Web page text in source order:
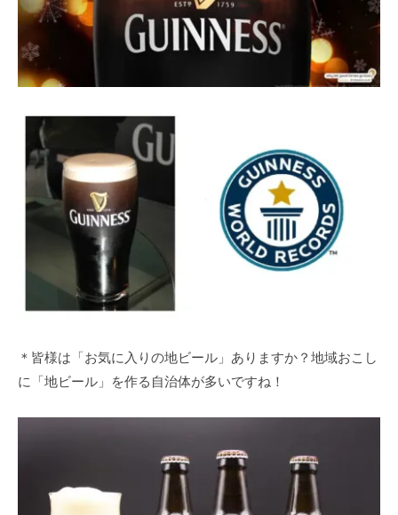
＊皆様は「お気に入りの地ビール」ありますか？地域おこし
に「地ビール」を作る自治体が多いですね！